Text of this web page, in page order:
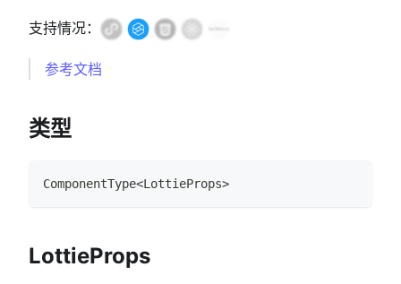
支持情况：
参考文档
类型
ComponentType<LottieProps>
LottieProps